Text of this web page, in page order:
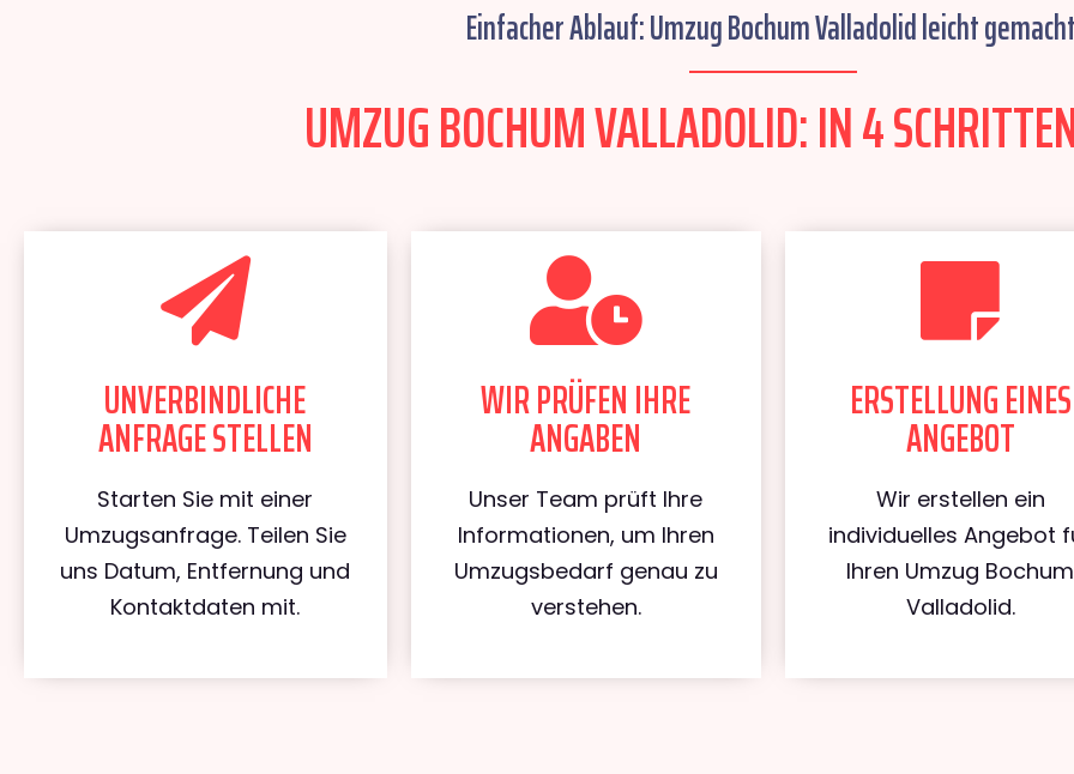
Einfacher Ablauf: Umzug Bochum Valladolid leicht
UMZUG BOCHUM VALLADOLID: IN 4
UNVERBINDLICHE
ANFRAGE STELLEN
Starten Sie mit einer
Umzugsanfrage. Teilen Sie
uns Datum, Entfernung und
Kontaktdaten mit.
WIR PRÜFEN IHRE
ANGABEN
Unser Team prüft Ihre
Informationen, um Ihren
Umzugsbedarf genau zu
verstehen.
ERSTELLUNG EINES
ANGEBOT
Wir erstellen ein
individuelles Angebot
Ihren Umzug Bochum
Valladolid.